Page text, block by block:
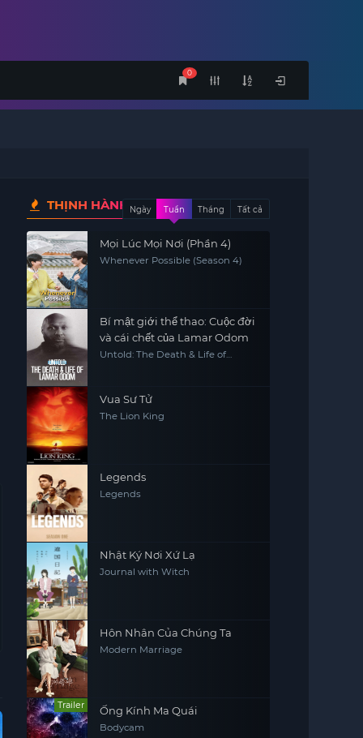
0
Vietsub - HD
THỊNH HÀNHNgày Tuần Tháng Tất cả
Mọi Lúc Mọi Nơi (Phần 4)
Whenever Possible (Season 4)
Bí mật giới thể thao: Cuộc đời
và cái chết của Lamar Odom
Untold: The Death & Life of
Vua Sư Tử
The Lion King
Legends
Legends
Nhật Ký Nơi Xứ Lạ
Journal with Witch
Hôn Nhân Của Chúng Ta
Modern Marriage
Trailer Ống Kính Ma Quái
Bodycam